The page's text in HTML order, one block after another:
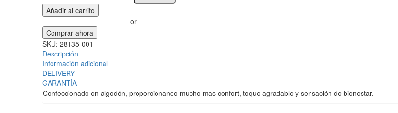
Añadir al carrito
or
Comprar ahora
SKU: 28135-001
Descripción
Información adicional
DELIVERY
GARANTÍA
Confeccionado en algodón, proporcionando mucho mas confort, toque agradable y sensación de bienestar.